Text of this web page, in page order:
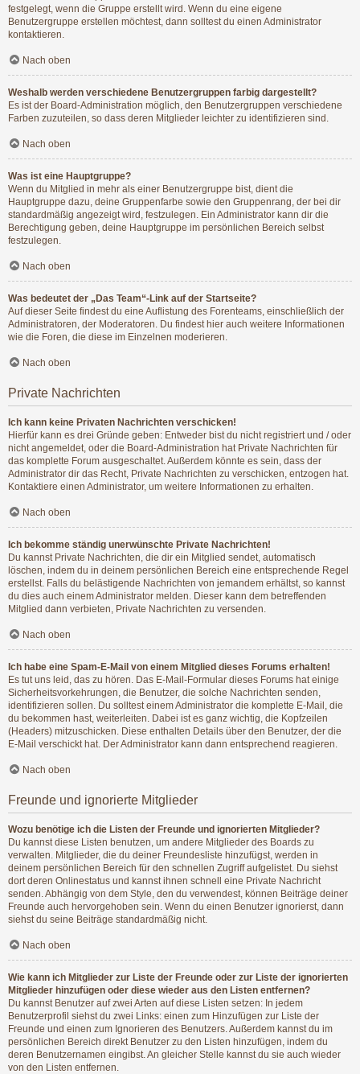
festgelegt, wenn die Gruppe erstellt wird. Wenn du eine eigene
Benutzergruppe erstellen möchtest, dann solltest du einen Administrator
kontaktieren.
Nach oben
Weshalb werden verschiedene Benutzergruppen farbig dargestellt?
Es ist der Board-Administration möglich, den Benutzergruppen verschiedene
Farben zuzuteilen, so dass deren Mitglieder leichter zu identifizieren sind.
Nach oben
Was ist eine Hauptgruppe?
Wenn du Mitglied in mehr als einer Benutzergruppe bist, dient die
Hauptgruppe dazu, deine Gruppenfarbe sowie den Gruppenrang, der bei dir
standardmäßig angezeigt wird, festzulegen. Ein Administrator kann dir die
Berechtigung geben, deine Hauptgruppe im persönlichen Bereich selbst
festzulegen.
Nach oben
Was bedeutet der „Das Team“-Link auf der Startseite?
Auf dieser Seite findest du eine Auflistung des Forenteams, einschließlich der
Administratoren, der Moderatoren. Du findest hier auch weitere Informationen
wie die Foren, die diese im Einzelnen moderieren.
Nach oben
Private Nachrichten
Ich kann keine Privaten Nachrichten verschicken!
Hierfür kann es drei Gründe geben: Entweder bist du nicht registriert und / oder
nicht angemeldet, oder die Board-Administration hat Private Nachrichten für
das komplette Forum ausgeschaltet. Außerdem könnte es sein, dass der
Administrator dir das Recht, Private Nachrichten zu verschicken, entzogen hat.
Kontaktiere einen Administrator, um weitere Informationen zu erhalten.
Nach oben
Ich bekomme ständig unerwünschte Private Nachrichten!
Du kannst Private Nachrichten, die dir ein Mitglied sendet, automatisch
löschen, indem du in deinem persönlichen Bereich eine entsprechende Regel
erstellst. Falls du belästigende Nachrichten von jemandem erhältst, so kannst
du dies auch einem Administrator melden. Dieser kann dem betreffenden
Mitglied dann verbieten, Private Nachrichten zu versenden.
Nach oben
Ich habe eine Spam-E-Mail von einem Mitglied dieses Forums erhalten!
Es tut uns leid, das zu hören. Das E-Mail-Formular dieses Forums hat einige
Sicherheitsvorkehrungen, die Benutzer, die solche Nachrichten senden,
identifizieren sollen. Du solltest einem Administrator die komplette E-Mail, die
du bekommen hast, weiterleiten. Dabei ist es ganz wichtig, die Kopfzeilen
(Headers) mitzuschicken. Diese enthalten Details über den Benutzer, der die
E-Mail verschickt hat. Der Administrator kann dann entsprechend reagieren.
Nach oben
Freunde und ignorierte Mitglieder
Wozu benötige ich die Listen der Freunde und ignorierten Mitglieder?
Du kannst diese Listen benutzen, um andere Mitglieder des Boards zu
verwalten. Mitglieder, die du deiner Freundesliste hinzufügst, werden in
deinem persönlichen Bereich für den schnellen Zugriff aufgelistet. Du siehst
dort deren Onlinestatus und kannst ihnen schnell eine Private Nachricht
senden. Abhängig von dem Style, den du verwendest, können Beiträge deiner
Freunde auch hervorgehoben sein. Wenn du einen Benutzer ignorierst, dann
siehst du seine Beiträge standardmäßig nicht.
Nach oben
Wie kann ich Mitglieder zur Liste der Freunde oder zur Liste der ignorierten
Mitglieder hinzufügen oder diese wieder aus den Listen entfernen?
Du kannst Benutzer auf zwei Arten auf diese Listen setzen: In jedem
Benutzerprofil siehst du zwei Links: einen zum Hinzufügen zur Liste der
Freunde und einen zum Ignorieren des Benutzers. Außerdem kannst du im
persönlichen Bereich direkt Benutzer zu den Listen hinzufügen, indem du
deren Benutzernamen eingibst. An gleicher Stelle kannst du sie auch wieder
von den Listen entfernen.